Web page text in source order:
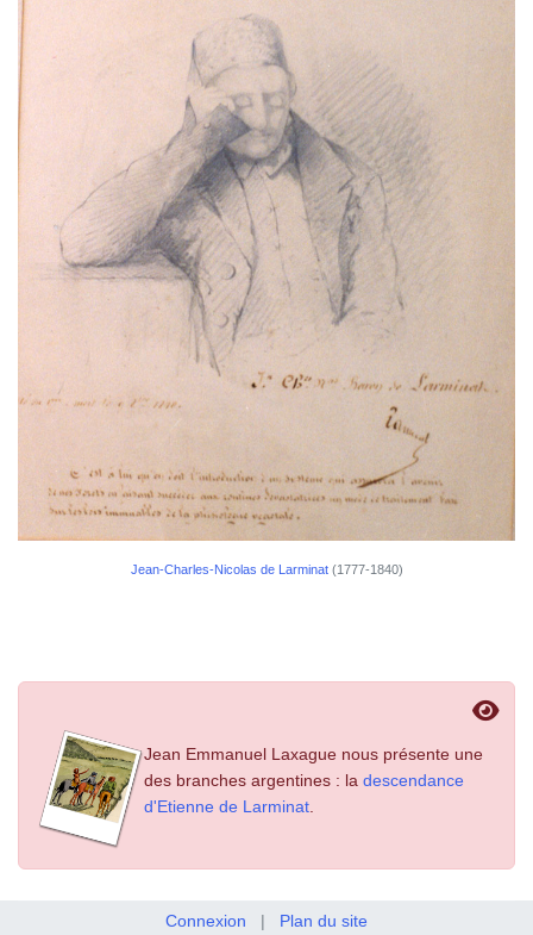
Jean-Charles-Nicolas de Larminat(1777-1840)
Jean Emmanuel Laxague nous présente une
des branches argentines : ladescendance
d'Etienne de Larminat
Connexion | Plan du site